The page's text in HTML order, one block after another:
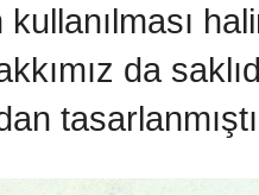
kullanılması
da